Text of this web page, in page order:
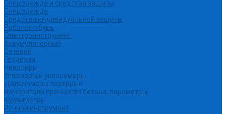
Спецодежда и средства защиты
Спецодежда
Средства индивидуальной защиты
Рабочая обувь
Электроинструмент
Аккумуляторный
Сетевой
Геодезия
Нивелиры
Угломеры и уклономеры
Дальномеры лазерные
Измерители прочности бетона, пирометры
Курвиметры
Ручной инструмент